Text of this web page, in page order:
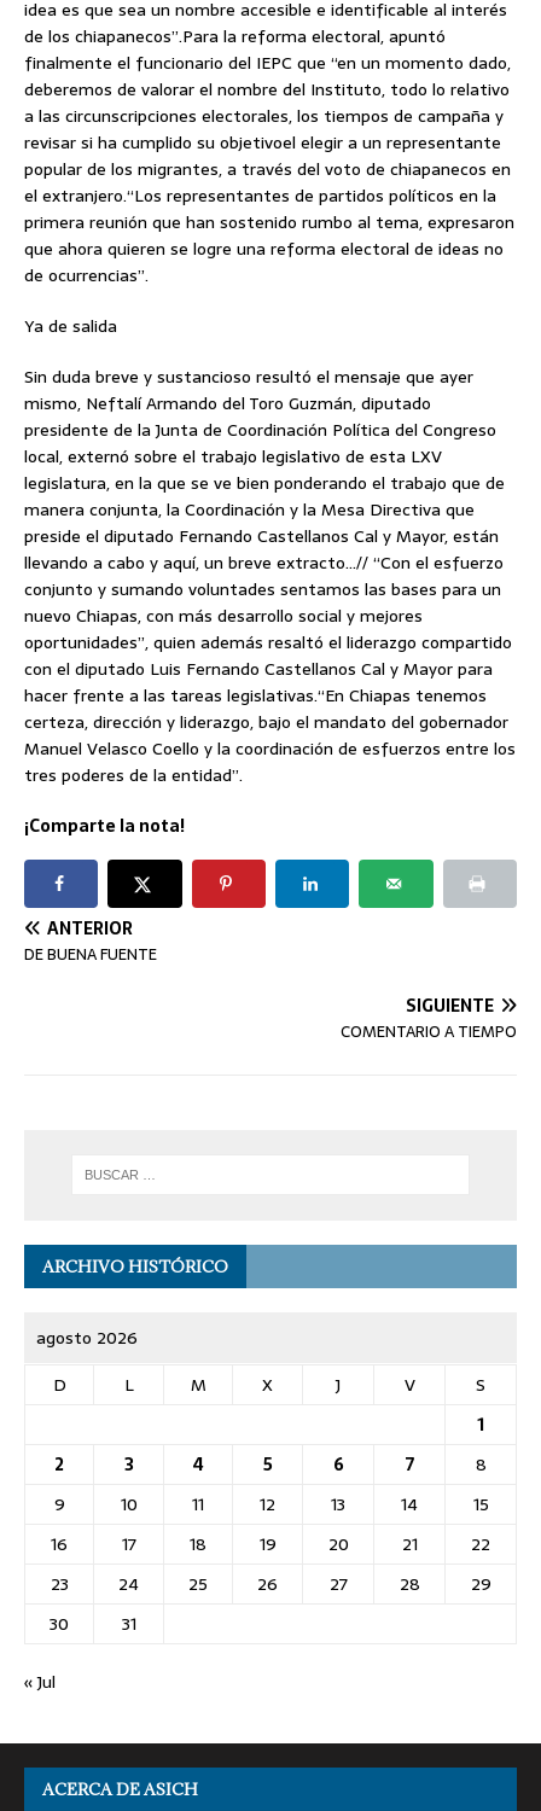
idea es que sea un nombre accesible e identificable al interés
de los chiapanecos”.Para la reforma electoral, apuntó
finalmente el funcionario del IEPC que “en un momento dado,
deberemos de valorar el nombre del Instituto, todo lo relativo
a las circunscripciones electorales, los tiempos de campaña y
revisar si ha cumplido su objetivoel elegir a un representante
popular de los migrantes, a través del voto de chiapanecos en
el extranjero.“Los representantes de partidos políticos en la
primera reunión que han sostenido rumbo al tema, expresaron
que ahora quieren se logre una reforma electoral de ideas no
de ocurrencias”.
Ya de salida
Sin duda breve y sustancioso resultó el mensaje que ayer
mismo, Neftalí Armando del Toro Guzmán, diputado
presidente de la Junta de Coordinación Política del Congreso
local, externó sobre el trabajo legislativo de esta LXV
legislatura, en la que se ve bien ponderando el trabajo que de
manera conjunta, la Coordinación y la Mesa Directiva que
preside el diputado Fernando Castellanos Cal y Mayor, están
llevando a cabo y aquí, un breve extracto…// “Con el esfuerzo
conjunto y sumando voluntades sentamos las bases para un
nuevo Chiapas, con más desarrollo social y mejores
oportunidades”, quien además resaltó el liderazgo compartido
con el diputado Luis Fernando Castellanos Cal y Mayor para
hacer frente a las tareas legislativas.“En Chiapas tenemos
certeza, dirección y liderazgo, bajo el mandato del gobernador
Manuel Velasco Coello y la coordinación de esfuerzos entre los
tres poderes de la entidad”.
¡Comparte la nota!
ANTERIOR
DE BUENA FUENTE
SIGUIENTE
COMENTARIO A TIEMPO
ARCHIVO HISTÓRICO
agosto 2026
D
L M X J V
S
1
2
3 4 5 6 7
8
9
10 11 12 13 14
15
16
17 18 19 20 21
22
23
24 25 26 27 28
29
30
31
« Jul
ACERCA DE ASICH